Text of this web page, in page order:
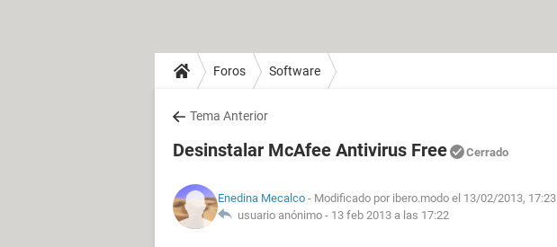
Foros Software
Tema Anterior
Desinstalar McAfee Antivirus Free Cerrado
Enedina Mecalco - Modificado por ibero.modo el 13/02/2013, 17:23
usuario anónimo - 13 feb 2013 a las 17:22